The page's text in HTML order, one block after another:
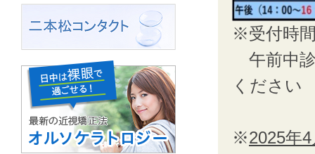
※受付時
午前中
ください
※2025年